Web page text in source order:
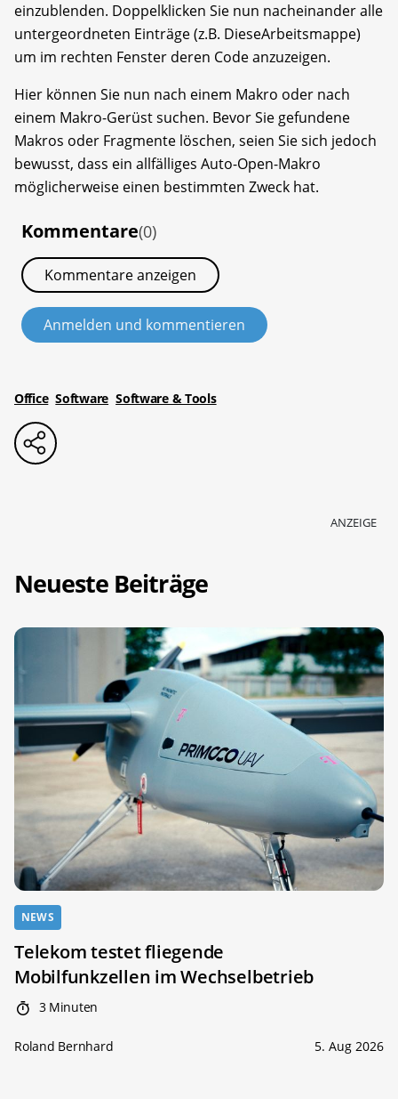
einzublenden. Doppelklicken Sie nun nacheinander alle
untergeordneten Einträge (z.B. DieseArbeitsmappe)
um im rechten Fenster deren Code anzuzeigen.
Hier können Sie nun nach einem Makro oder nach
einem Makro-Gerüst suchen. Bevor Sie gefundene
Makros oder Fragmente löschen, seien Sie sich jedoch
bewusst, dass ein allfälliges Auto-Open-Makro
möglicherweise einen bestimmten Zweck hat.
Kommentare(0)
Kommentare anzeigen
Anmelden und kommentieren
Office Software Software & Tools
ANZEIGE
Neueste Beiträge
NEWS
Telekom testet fliegende
Mobilfunkzellen im Wechselbetrieb
3 Minuten
Roland Bernhard 5. Aug 2026